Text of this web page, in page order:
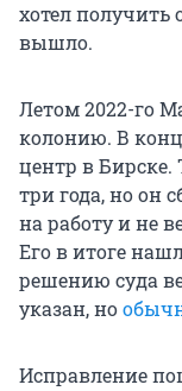
хотел получить
вышло.
Летом 2022-го
колонию. В
центр в Бирске.
три года, но он
на работу и не
Его в итоге
решению суда
указан, но
Исправление